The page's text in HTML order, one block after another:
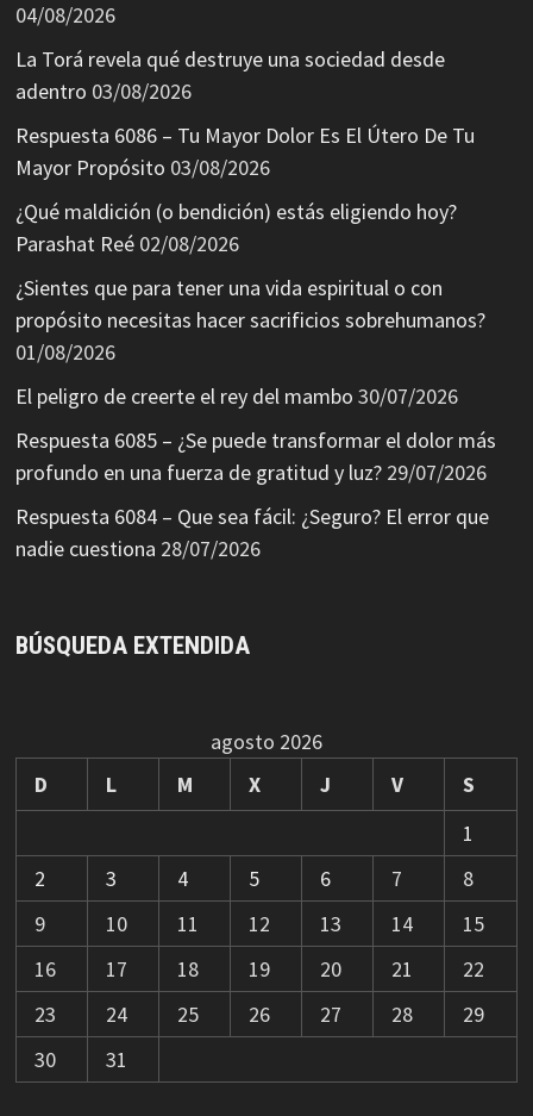
04/08/2026
La Torá revela qué destruye una sociedad desde
adentro 03/08/2026
Respuesta 6086 – Tu Mayor Dolor Es El Útero De Tu
Mayor Propósito 03/08/2026
¿Qué maldición (o bendición) estás eligiendo hoy?
Parashat Reé 02/08/2026
¿Sientes que para tener una vida espiritual o con
propósito necesitas hacer sacrificios sobrehumanos?
01/08/2026
El peligro de creerte el rey del mambo 30/07/2026
Respuesta 6085 – ¿Se puede transformar el dolor más
profundo en una fuerza de gratitud y luz? 29/07/2026
Respuesta 6084 – Que sea fácil: ¿Seguro? El error que
nadie cuestiona 28/07/2026
BÚSQUEDA EXTENDIDA
agosto 2026
D
L M X J V
S
1
2
3 4 5 6 7
8
9
10 11 12 13 14
15
16
17 18 19 20 21
22
23
24 25 26 27 28
29
30
31